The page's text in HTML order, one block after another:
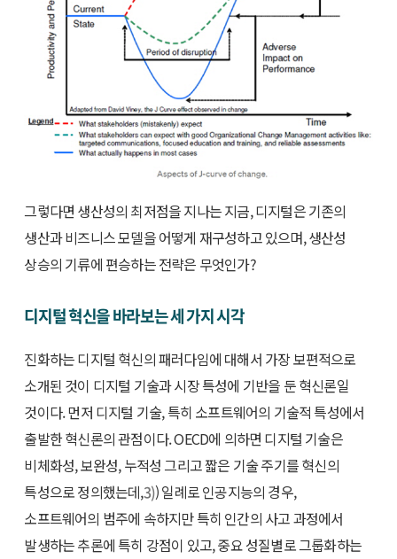
그렇다면 생산성의 최저점을 지나는 지금, 디지털은 기존의
생산과 비즈니스 모델을 어떻게 재구성하고 있으며, 생산성
상승의 기류에 편승하는 전략은 무엇인가?
디지털 혁신을 바라보는 세 가지 시각
진화하는 디지털 혁신의 패러다임에 대해서 가장 보편적으로
소개된 것이 디지털 기술과 시장 특성에 기반을 둔 혁신론일
것이다. 먼저 디지털 기술, 특히 소프트웨어의 기술적 특성에서
출발한 혁신론의 관점이다. OECD에 의하면 디지털 기술은
비체화성, 보완성, 누적성 그리고 짧은 기술 주기를 혁신의
특성으로 정의했는데,3)) 일례로 인공지능의 경우,
소프트웨어의 범주에 속하지만 특히 인간의 사고 과정에서
발생하는 추론에 특히 강점이 있고, 중요 성질별로 그룹화하는